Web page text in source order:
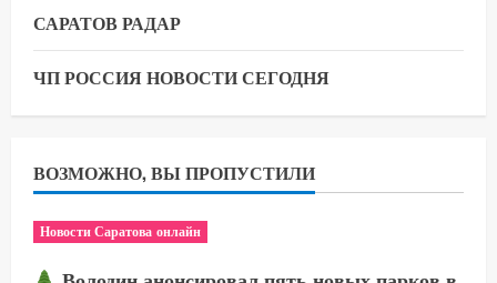
САРАТОВ РАДАР
ЧП РОССИЯ НОВОСТИ СЕГОДНЯ
ВОЗМОЖНО, ВЫ ПРОПУСТИЛИ
Новости Саратова онлайн